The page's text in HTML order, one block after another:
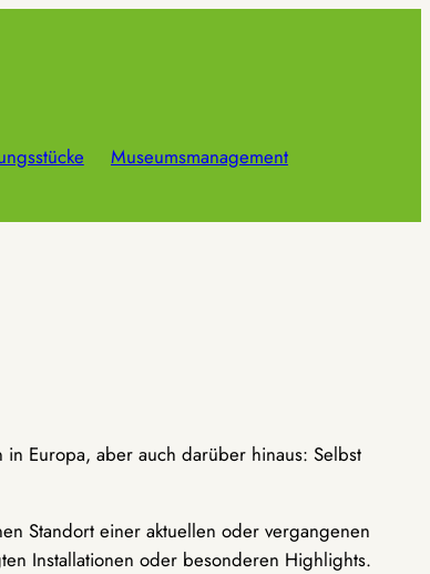
Museumsmanagement
Europa, aber auch darüber hinaus: Selbst
Standort einer aktuellen oder vergangenen
Installationen oder besonderen Highlights.